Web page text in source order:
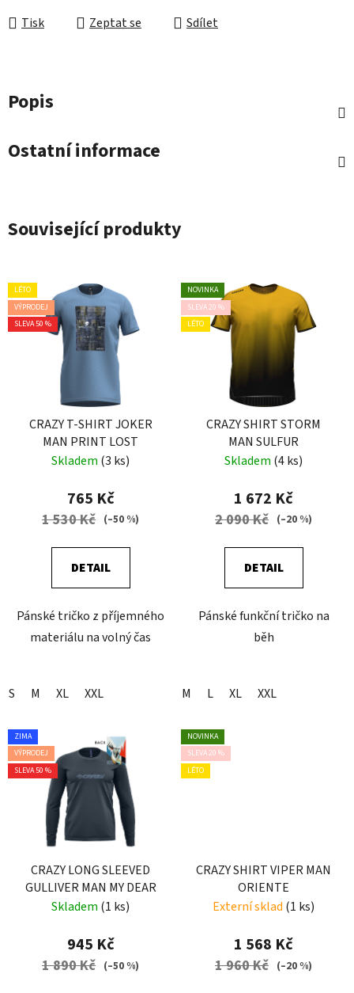
Tisk Zeptat se Sdílet
Popis
Ostatní informace
Související produkty
LÉTO
VÝPRODEJ
SLEVA 50 %
CRAZY T-SHIRT JOKER
MAN PRINT LOST
Skladem (3 ks)
765 Kč
1 530 Kč (–50 %)
DETAIL
Pánské tričko z příjemného
materiálu na volný čas
S M XL XXL
NOVINKA
SLEVA 20 %
LÉTO
CRAZY SHIRT STORM
MAN SULFUR
Skladem (4 ks)
1 672 Kč
2 090 Kč (–20 %)
DETAIL
Pánské funkční tričko na
běh
M L XL XXL
ZIMA
VÝPRODEJ
SLEVA 50 %
CRAZY LONG SLEEVED
GULLIVER MAN MY DEAR
Skladem (1 ks)
945 Kč
1 890 Kč (–50 %)
NOVINKA
SLEVA 20 %
LÉTO
CRAZY SHIRT VIPER MAN
ORIENTE
Externí sklad (1 ks)
1 568 Kč
1 960 Kč (–20 %)